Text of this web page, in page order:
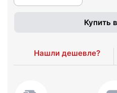
Купить
Нашли дешевле?